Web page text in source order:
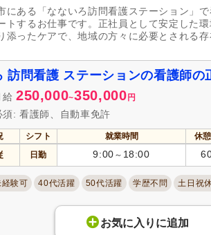
にある「なないろ訪問看護ステーション」
トするお仕事です。正社員として安定した
添ったケアで、地域の方々に必要とされる
訪問看護 ステーションの看護師の
給 250,000~350,000円
須: 看護師、自動車免許
シフト 就業時間 休
日勤 9:00 ～ 18:00
経験可 40代活躍 50代活躍 学歴不問 土日祝
お気に入り に追加